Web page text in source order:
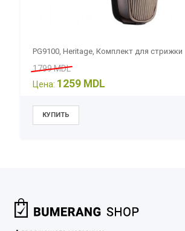
PG9100, Heritage, Комплект для стрижки
1799 MDL
Цена: 1259 MDL